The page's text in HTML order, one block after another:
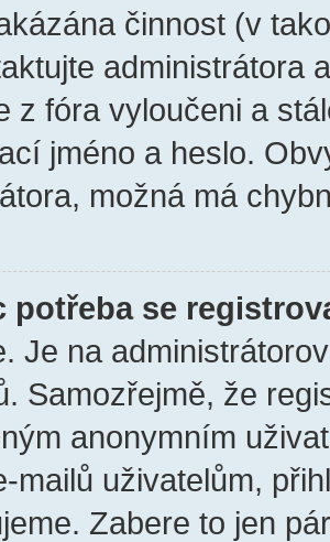
činnost (v
administrátora
z fóra vyloučeni a
jméno a heslo.
možná má
potřeba se
Je na
Samozřejmě, že
anonymním
mailů uživatelům,
Zabere to jen